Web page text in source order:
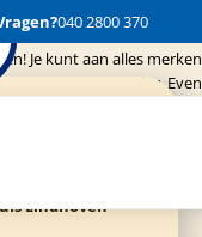
040 2800 370
was erg ziek en moest
terecht en werden, net als
Je kunt aan alles merken
vind ik bijzonder. Even
Bedankt voor de goede
Eindhoven